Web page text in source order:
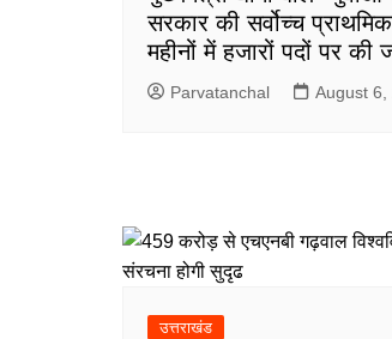
सरकार की सर्वोच्च
महीनों में हजारों पदों पर की
Parvatanchal August 6,
उत्तराखंड